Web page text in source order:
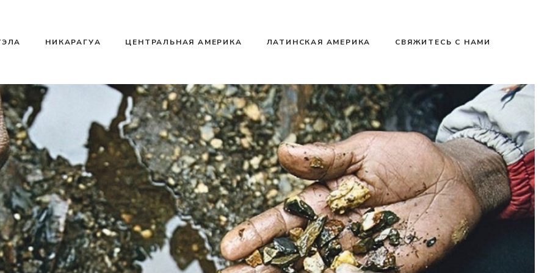
НИКАРАГУА ЦЕНТРАЛЬНАЯ АМЕРИКА ЛАТИНСКАЯ АМЕРИКА СВЯЖИТЕСЬ С НАМИ